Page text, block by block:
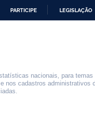
PARTICIPE LEGISLAÇÃO
nacionais, para temas
nos cadastros administrativos